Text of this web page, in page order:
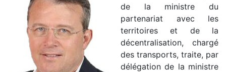
de la ministre du
partenariat avec les
territoires et de la
décentralisation, chargé
des transports, traite, par
délégation de la ministre